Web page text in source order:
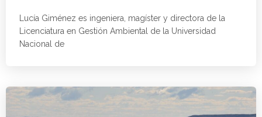
Lucía Giménez es ingeniera, magíster y directora de la
Licenciatura en Gestión Ambiental de la Universidad
Nacional de